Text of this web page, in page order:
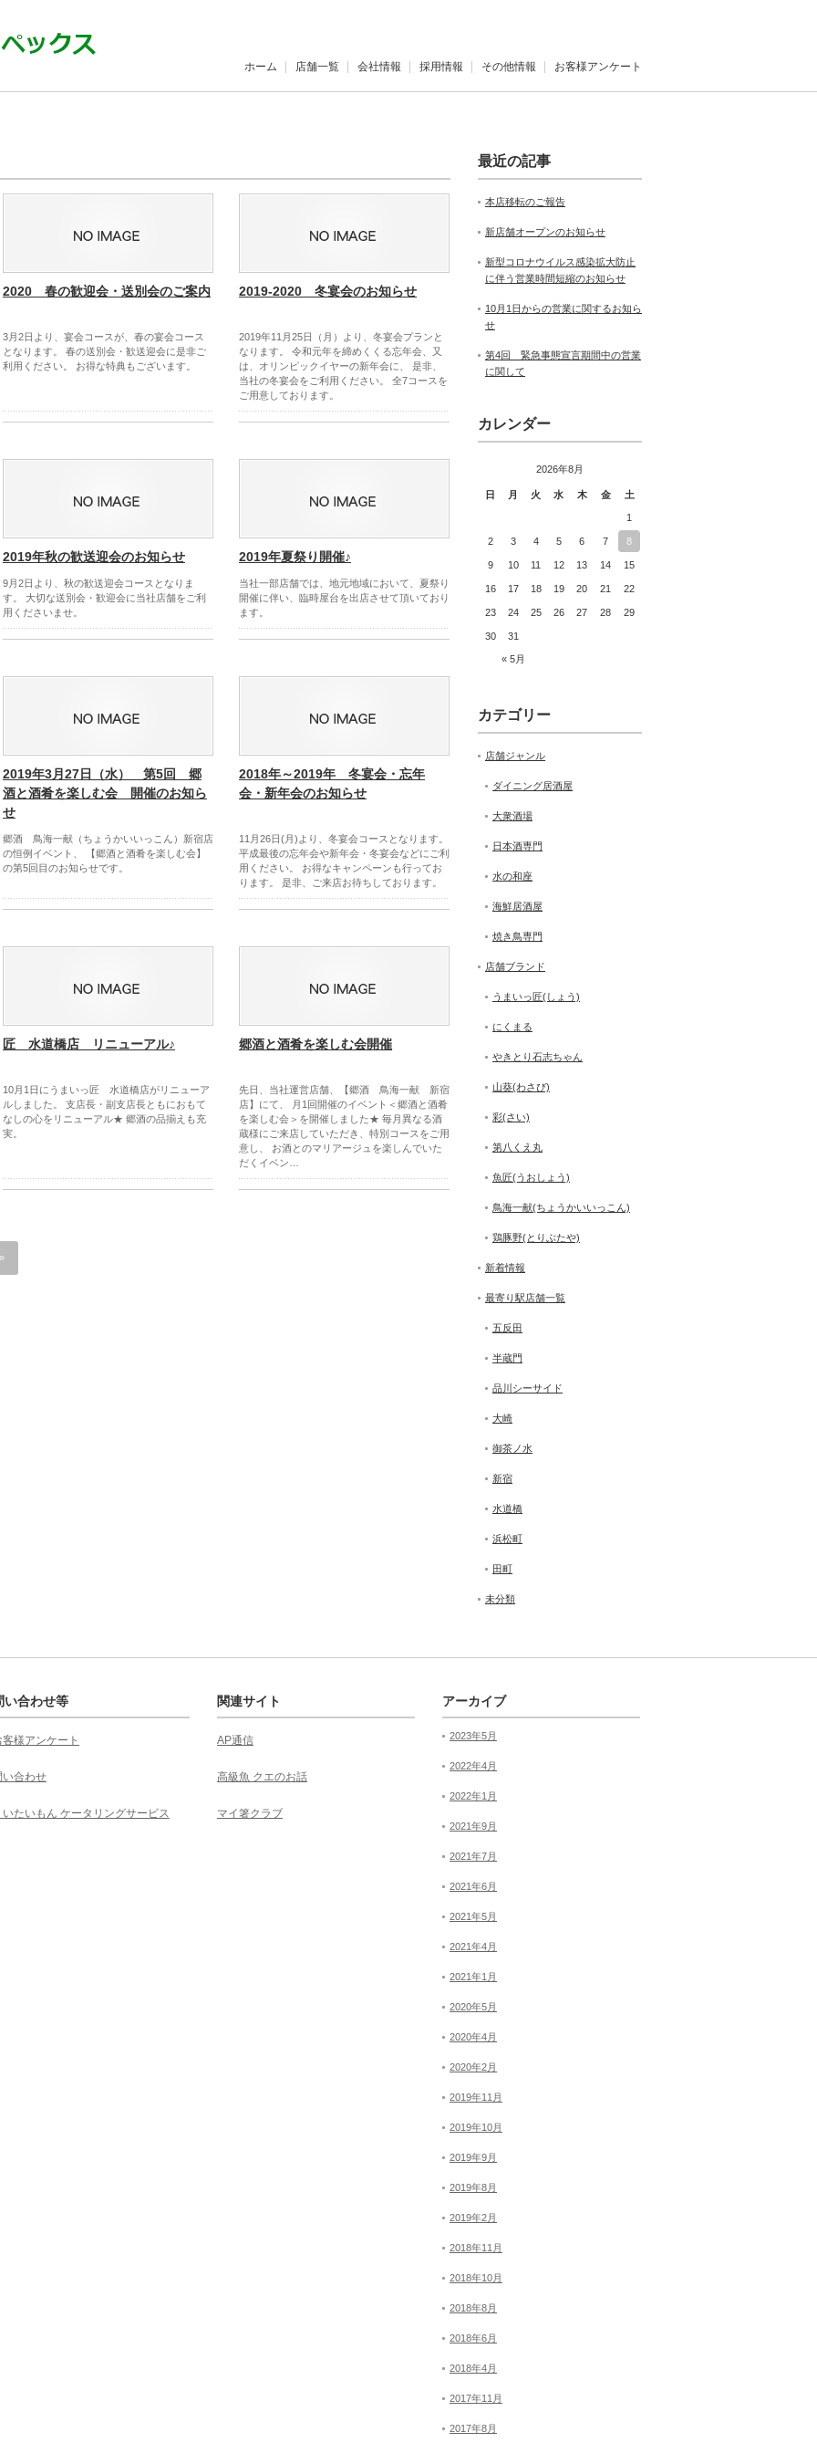
ホーム 店舗一覧 会社情報 採用情報 その他情報 お客様アンケート
2020 春の歓迎会・送別会のご案内
3月2日より、宴会コースが、春の宴会コース
となります。 春の送別会・歓送迎会に是非ご
利用ください。 お得な特典もございます。
2019-2020 冬宴会のお知らせ
2019年11月25日（月）より、冬宴会プランと
なります。 令和元年を締めくくる忘年会、又
は、オリンピックイヤーの新年会に、 是非、
当社の冬宴会をご利用ください。 全7コースを
ご用意しております。
2019年秋の歓送迎会のお知らせ
9月2日より、秋の歓送迎会コースとなりま
す。 大切な送別会・歓迎会に当社店舗をご利
用くださいませ。
2019年夏祭り開催♪
当社一部店舗では、地元地域において、夏祭り
開催に伴い、臨時屋台を出店させて頂いており
ます。
2019年3月27日（水） 第5回 郷
酒と酒肴を楽しむ会 開催のお知ら
せ
郷酒 鳥海一献（ちょうかいいっこん）新宿店
の恒例イベント、 【郷酒と酒肴を楽しむ会】
の第5回目のお知らせです。
2018年～2019年 冬宴会・忘年
会・新年会のお知らせ
11月26日(月)より、冬宴会コースとなります。
平成最後の忘年会や新年会・冬宴会などにご利
用ください。 お得なキャンペーンも行ってお
ります。 是非、ご来店お待ちしております。
匠 水道橋店 リニューアル♪
10月1日にうまいっ匠 水道橋店がリニューア
ルしました。 支店長・副支店長ともにおもて
なしの心をリニューアル★ 郷酒の品揃えも充
実。
郷酒と酒肴を楽しむ会開催
先日、当社運営店舗、【郷酒 鳥海一献 新宿
店】にて、 月1回開催のイベント＜郷酒と酒肴
を楽しむ会＞を開催しました★ 毎月異なる酒
蔵様にご来店していただき、特別コースをご用
意し、 お酒とのマリアージュを楽しんでいた
だくイベン…
»
最近の記事
本店移転のご報告
新店舗オープンのお知らせ
新型コロナウイルス感染拡大防止
に伴う営業時間短縮のお知らせ
10月1日からの営業に関するお知ら
せ
第4回 緊急事態宣言期間中の営業
に関して
カレンダー
2026年8月
日 月 火 水 木 金 土
« 5月
1
2 3 4 5 6 7 8
9 10 11 12 13 14 15
16 17 18 19 20 21 22
23 24 25 26 27 28 29
30 31
カテゴリー
店舗ジャンル
ダイニング居酒屋
大衆酒場
日本酒専門
水の和座
海鮮居酒屋
焼き鳥専門
店舗ブランド
うまいっ匠(しょう)
にくまる
やきとり石志ちゃん
山葵(わさび)
彩(さい)
第八くえ丸
魚匠(うおしょう)
鳥海一献(ちょうかいいっこん)
鶏豚野(とりぶたや)
新着情報
最寄り駅店舗一覧
五反田
半蔵門
品川シーサイド
大崎
御茶ノ水
新宿
水道橋
浜松町
田町
未分類
い合わせ等
客様アンケート
い合わせ
いたいもん ケータリングサービス
関連サイト
AP通信
高級魚 クエのお話
マイ箸クラブ
アーカイブ
2023年5月
2022年4月
2022年1月
2021年9月
2021年7月
2021年6月
2021年5月
2021年4月
2021年1月
2020年5月
2020年4月
2020年2月
2019年11月
2019年10月
2019年9月
2019年8月
2019年2月
2018年11月
2018年10月
2018年8月
2018年6月
2018年4月
2017年11月
2017年8月